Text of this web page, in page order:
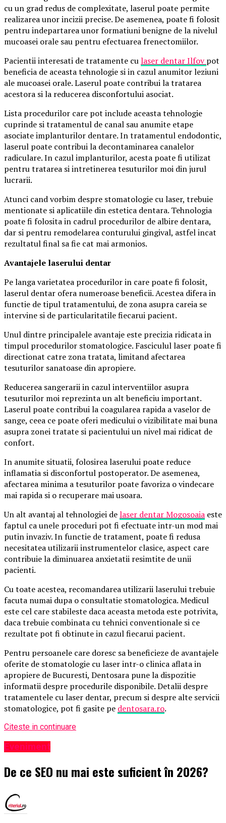
cu un grad redus de complexitate, laserul poate permite
realizarea unor incizii precise. De asemenea, poate fi folosit
pentru indepartarea unor formatiuni benigne de la nivelul
mucoasei orale sau pentru efectuarea frenectomiilor.
Pacientii interesati de tratamente culaser dentar Ilfovpot
beneficia de aceasta tehnologie si in cazul anumitor leziuni
ale mucoasei orale. Laserul poate contribui la tratarea
acestora si la reducerea disconfortului asociat.
Lista procedurilor care pot include aceasta tehnologie
cuprinde si tratamentul de canal sau anumite etape
asociate implanturilor dentare. In tratamentul endodontic,
laserul poate contribui la decontaminarea canalelor
radiculare. In cazul implanturilor, acesta poate fi utilizat
pentru tratarea si intretinerea tesuturilor moi din jurul
lucrarii.
Atunci cand vorbim despre stomatologie cu laser, trebuie
mentionate si aplicatiile din estetica dentara. Tehnologia
poate fi folosita in cadrul procedurilor de albire dentara,
dar si pentru remodelarea conturului gingival, astfel incat
rezultatul final sa fie cat mai armonios.
Avantajele laserului dentar
Pe langa varietatea procedurilor in care poate fi folosit,
laserul dentar ofera numeroase beneficii. Acestea difera in
functie de tipul tratamentului, de zona asupra careia se
intervine si de particularitatile fiecarui pacient.
Unul dintre principalele avantaje este precizia ridicata in
timpul procedurilor stomatologice. Fasciculul laser poate fi
directionat catre zona tratata, limitand afectarea
tesuturilor sanatoase din apropiere.
Reducerea sangerarii in cazul interventiilor asupra
tesuturilor moi reprezinta un alt beneficiu important.
Laserul poate contribui la coagularea rapida a vaselor de
sange, ceea ce poate oferi medicului o vizibilitate mai buna
asupra zonei tratate si pacientului un nivel mai ridicat de
confort.
In anumite situatii, folosirea laserului poate reduce
inflamatia si disconfortul postoperator. De asemenea,
afectarea minima a tesuturilor poate favoriza o vindecare
mai rapida si o recuperare mai usoara.
Un alt avantaj al tehnologiei delaser dentar Mogosoaia este
faptul ca unele proceduri pot fi efectuate intr-un mod mai
putin invaziv. In functie de tratament, poate fi redusa
necesitatea utilizarii instrumentelor clasice, aspect care
contribuie la diminuarea anxietatii resimtite de unii
pacienti.
Cu toate acestea, recomandarea utilizarii laserului trebuie
facuta numai dupa o consultatie stomatologica. Medicul
este cel care stabileste daca aceasta metoda este potrivita,
daca trebuie combinata cu tehnici conventionale si ce
rezultate pot fi obtinute in cazul fiecarui pacient.
Pentru persoanele care doresc sa beneficieze de avantajele
oferite de stomatologie cu laser intr-o clinica aflata in
apropiere de Bucuresti, Dentosara pune la dispozitie
informatii despre procedurile disponibile. Detalii despre
tratamentele cu laser dentar, precum si despre alte servicii
stomatologice, pot fi gasite pe dentosara.ro.
Citeste in continuare
Eveniment
De ce SEO nu mai este suficient în 2026?